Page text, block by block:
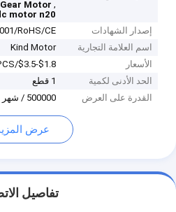
,
Motor
motor n20
إصدار الشهادات
RoHS/CE
اسم العلامة التجارية
Kind Motor
الأسعار
$1.8-$3.5/PCS
الحد الأدنى لكمية
1 قطع
القدرة على العرض
500000 / شهر
عرض
تفاصيل